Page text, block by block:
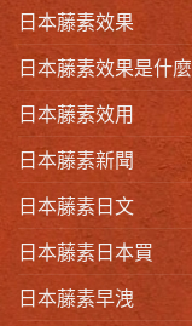
日本藤素效果
日本藤素效果是什麼
日本藤素效用
日本藤素新聞
日本藤素日文
日本藤素日本買
日本藤素早洩